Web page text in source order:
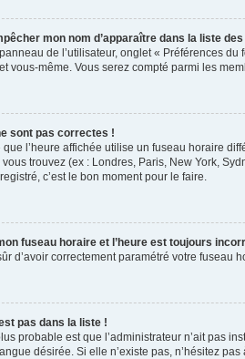
mon nom d’apparaître dans la liste
de l’utilisateur, onglet « Préférences du
vous-même. Vous serez compté parmi les
sont pas correctes !
que l’heure affichée utilise un fuseau horaire
trouvez (ex : Londres, Paris, New York,
c’est le bon moment pour le faire.
fuseau horaire et l’heure est toujours
d’avoir correctement paramétré votre fuseau
pas dans la liste !
probable est que l’administrateur n’ait pas
désirée. Si elle n’existe pas, n’hésitez